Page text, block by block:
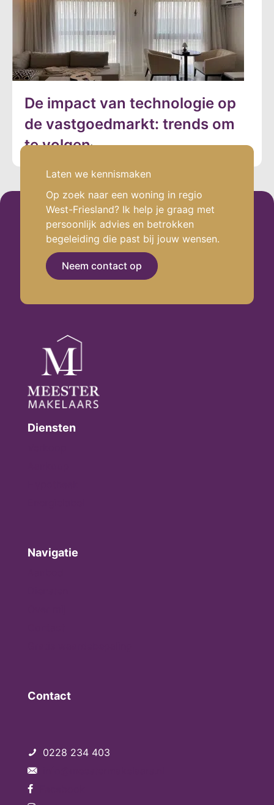
De impact van technologie op
de vastgoedmarkt: trends om
te volgen
Laten we kennismaken
Op zoek naar een woning in regio
West-Friesland? Ik help je graag met
persoonlijk advies en betrokken
begeleiding die past bij jouw wensen.
Neem contact op
Diensten
Navigatie
Contact
0228 234 403